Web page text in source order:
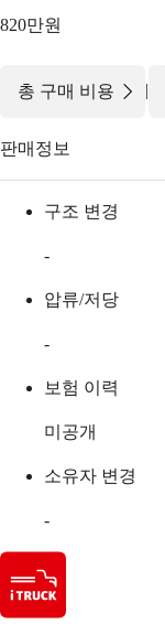
820만원
총 구매 비용 |
판매정보
구조 변경
-
압류/저당
-
보험 이력
미공개
소유자 변경
-